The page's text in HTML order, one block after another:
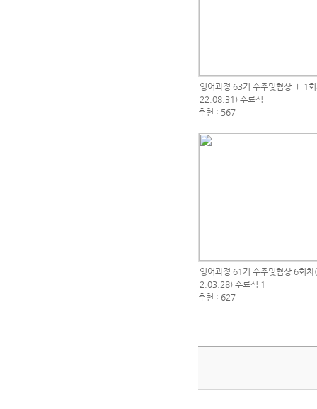
영어과정 63기 수주및협상 Ⅰ 1
22.08.31) 수료식
추천 : 567
영어과정 61기 수주및협상 6회
2.03.28) 수료식 1
추천 : 627